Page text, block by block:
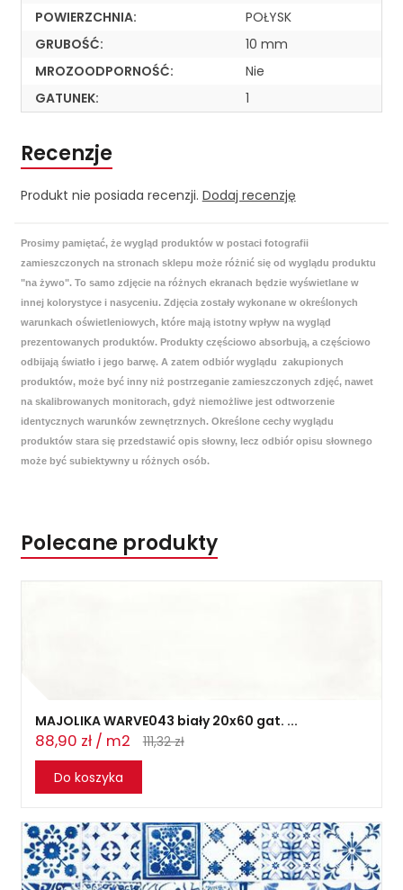
POWIERZCHNIA:
POŁYSK
GRUBOŚĆ:
10 mm
MROZOODPORNOŚĆ:
Nie
GATUNEK:
1
Recenzje
Produkt nie posiada recenzji. Dodaj recenzję
Prosimy pamiętać, że wygląd produktów w postaci fotografii
zamieszczonych na stronach sklepu może różnić się od wyglądu produktu
"na żywo". To samo zdjęcie na różnych ekranach będzie wyświetlane w
innej kolorystyce i nasyceniu. Zdjęcia zostały wykonane w określonych
warunkach oświetleniowych, które mają istotny wpływ na wygląd
prezentowanych produktów. Produkty częściowo absorbują, a częściowo
odbijają światło i jego barwę. A zatem odbiór wyglądu zakupionych
produktów, może być inny niż postrzeganie zamieszczonych zdjęć, nawet
na skalibrowanych monitorach, gdyż niemożliwe jest odtworzenie
identycznych warunków zewnętrznych. Określone cechy wyglądu
produktów stara się przedstawić opis słowny, lecz odbiór opisu słownego
może być subiektywny u różnych osób.
Polecane produkty
MAJOLIKA WARVE043 biały 20x60 gat. ...
88,90 zł / m2
111,32 zł
Do koszyka